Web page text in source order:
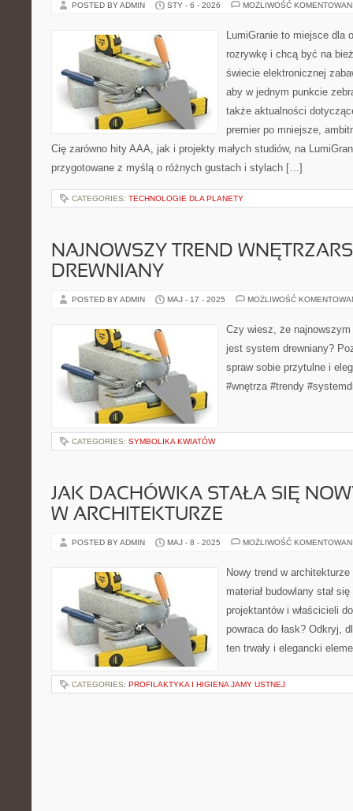
POSTED BY ADMIN STY - 6 - 2026 MOŻLIWOŚĆ
LumiGranie to miejsce dla
rozrywkę i chcą być na
świecie elektronicznej
aby w jednym punkcie
także aktualności
premier po mniejsze,
Cię zarówno hity AAA, jak i projekty małych studiów, na
przygotowane z myślą o różnych gustach i stylach […]
CATEGORIES: TECHNOLOGIE DLA PLANETY
NAJNOWSZY TREND
DREWNIANY
POSTED BY ADMIN MAJ - 17 - 2025 MOŻLIWOŚĆ
Czy wiesz, że
jest system drewniany?
spraw sobie przytulne i
#wnętrza #trendy
CATEGORIES: SYMBOLIKA KWIATÓW
JAK DACHÓWKA STAŁA SIĘ
W ARCHITEKTURZE
POSTED BY ADMIN MAJ - 8 - 2025 MOŻLIWOŚĆ
Nowy trend w
materiał budowlany stał
projektantów i właścicieli
powraca do łask? Odkryj,
ten trwały i elegancki
CATEGORIES: PROFILAKTYKA I HIGIENA JAMY USTNEJ